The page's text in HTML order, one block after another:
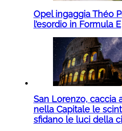
Opel ingaggia Théo
l’esordio in Formula E
San Lorenzo, caccia
nella Capitale le
sfidano le luci della